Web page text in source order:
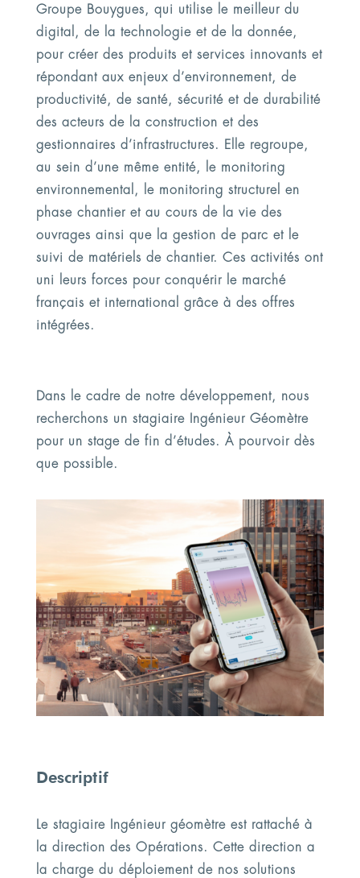
Groupe Bouygues, qui utilise le meilleur du
digital, de la technologie et de la donnée,
pour créer des produits et services innovants et
répondant aux enjeux d’environnement, de
productivité, de santé, sécurité et de durabilité
des acteurs de la construction et des
gestionnaires d’infrastructures. Elle regroupe,
au sein d’une même entité, le monitoring
environnemental, le monitoring structurel en
phase chantier et au cours de la vie des
ouvrages ainsi que la gestion de parc et le
suivi de matériels de chantier. Ces activités ont
uni leurs forces pour conquérir le marché
français et international grâce à des offres
intégrées.
Dans le cadre de notre développement, nous
recherchons un stagiaire Ingénieur Géomètre
pour un stage de fin d’études. À pourvoir dès
que possible.
Descriptif
Le stagiaire Ingénieur géomètre est rattaché à
la direction des Opérations. Cette direction a
la charge du déploiement de nos solutions